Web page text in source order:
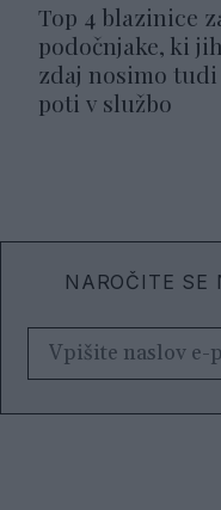
Top 4 blazinice
podočnjake, ki jih
zdaj nosimo tudi
poti v službo
NAROČITE SE